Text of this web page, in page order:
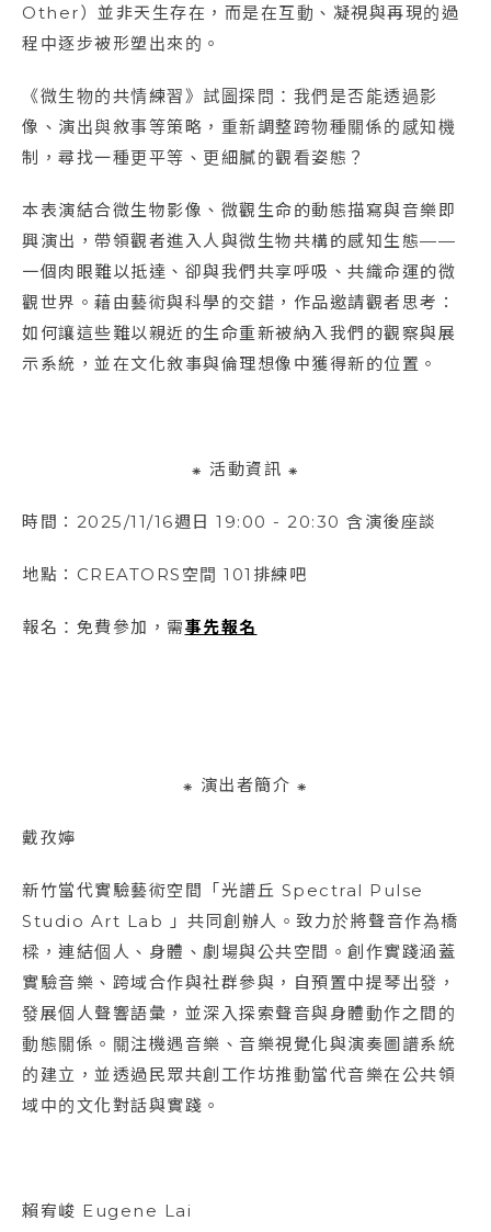
Other）並非天生存在，而是在互動、凝視與再現的過
程中逐步被形塑出來的。
《微生物的共情練習》試圖探問：我們是否能透過影
像、演出與敘事等策略，重新調整跨物種關係的感知機
制，尋找一種更平等、更細膩的觀看姿態？
本表演結合微生物影像、微觀生命的動態描寫與音樂即
興演出，帶領觀者進入人與微生物共構的感知生態——
一個肉眼難以抵達、卻與我們共享呼吸、共織命運的微
觀世界。藉由藝術與科學的交錯，作品邀請觀者思考：
如何讓這些難以親近的生命重新被納入我們的觀察與展
示系統，並在文化敘事與倫理想像中獲得新的位置。
⁕ 活動資訊 ⁕
時間：2025/11/16週日 19:00 - 20:30 含演後座談
地點：CREATORS空間 101排練吧
報名：免費參加，需事先報名
⁕ 演出者簡介 ⁕
戴孜嬣
新竹當代實驗藝術空間「光譜丘 Spectral Pulse
Studio Art Lab 」共同創辦人。致力於將聲音作為橋
樑，連結個人、身體、劇場與公共空間。創作實踐涵蓋
實驗音樂、跨域合作與社群參與，自預置中提琴出發，
發展個人聲響語彙，並深入探索聲音與身體動作之間的
動態關係。關注機遇音樂、音樂視覺化與演奏圖譜系統
的建立，並透過民眾共創工作坊推動當代音樂在公共領
域中的文化對話與實踐。
賴宥峻 Eugene Lai